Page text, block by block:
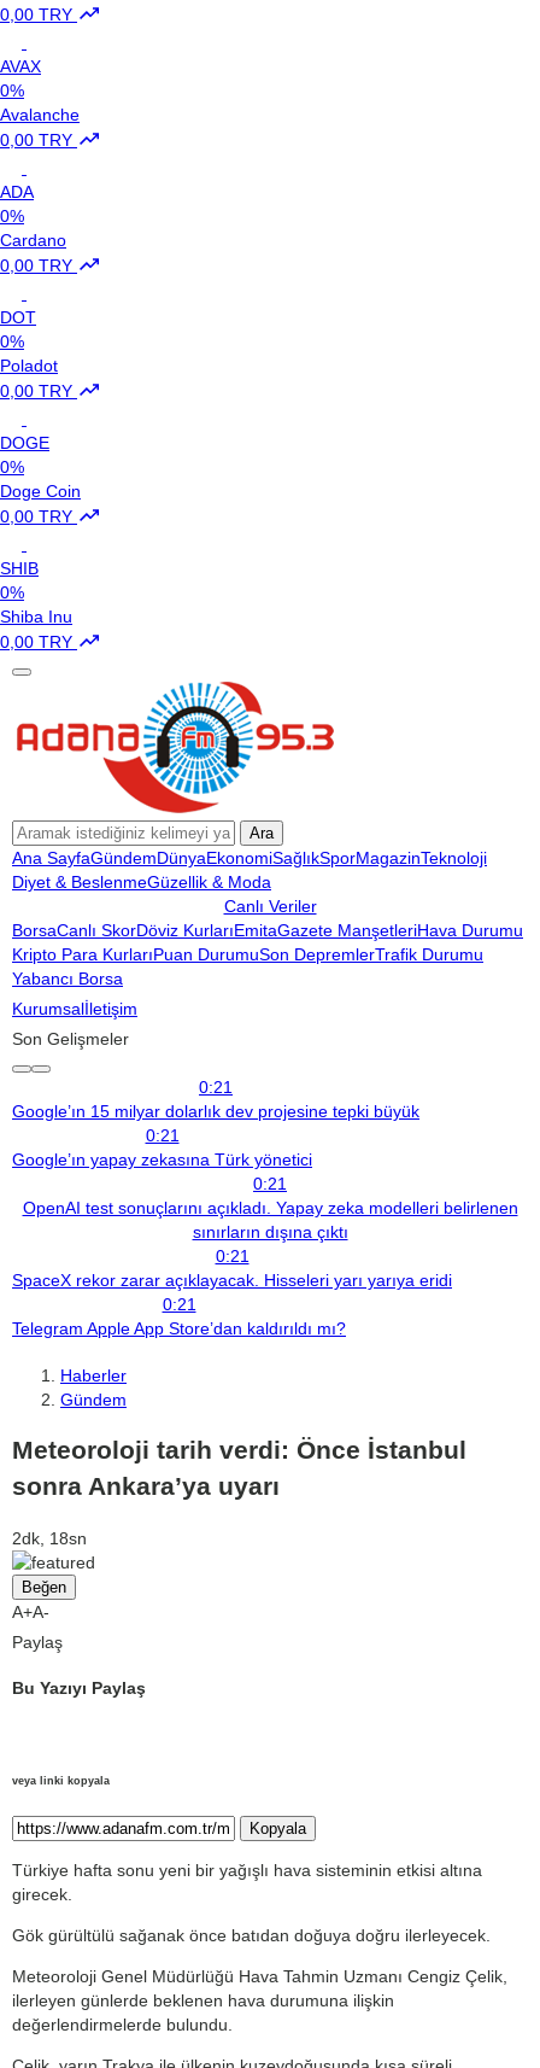
0,00 TRY
AVAX
0%
Avalanche
0,00 TRY
ADA
0%
Cardano
0,00 TRY
DOT
0%
Poladot
0,00 TRY
DOGE
0%
Doge Coin
0,00 TRY
SHIB
0%
Shiba Inu
0,00 TRY
Ara
Ana SayfaGündemDünyaEkonomiSağlıkSporMagazinTeknoloji
Diyet & BeslenmeGüzellik & Moda
Canlı Veriler
BorsaCanlı SkorDöviz KurlarıEmitaGazete ManşetleriHava Durumu
Kripto Para KurlarıPuan DurumuSon DepremlerTrafik Durumu
Yabancı Borsa
Kurumsalİletişim
Son Gelişmeler
0:21
Google’ın 15 milyar dolarlık dev projesine tepki büyük
0:21
Google’ın yapay zekasına Türk yönetici
0:21
OpenAI test sonuçlarını açıkladı. Yapay zeka modelleri belirlenen
sınırların dışına çıktı
0:21
SpaceX rekor zarar açıklayacak. Hisseleri yarı yarıya eridi
0:21
Telegram Apple App Store’dan kaldırıldı mı?
Haberler
Gündem
Meteoroloji tarih verdi: Önce İstanbul
sonra Ankara’ya uyarı
2dk, 18sn
Beğen
A+A-
Paylaş
Bu Yazıyı Paylaş
veya linki kopyala
Kopyala
Türkiye hafta sonu yeni bir yağışlı hava sisteminin etkisi altına
girecek.
Gök gürültülü sağanak önce batıdan doğuya doğru ilerleyecek.
Meteoroloji Genel Müdürlüğü Hava Tahmin Uzmanı Cengiz Çelik,
ilerleyen günlerde beklenen hava durumuna ilişkin
değerlendirmelerde bulundu.